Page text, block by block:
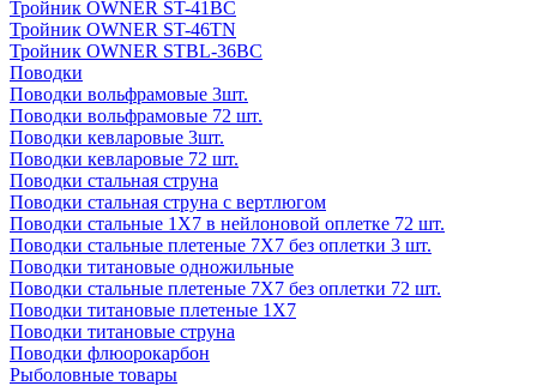
Тройник OWNER ST-41BC
Тройник OWNER ST-46TN
Тройник OWNER STBL-36BC
Поводки
Поводки вольфрамовые 3шт.
Поводки вольфрамовые 72 шт.
Поводки кевларовые 3шт.
Поводки кевларовые 72 шт.
Поводки стальная струна
Поводки стальная струна с вертлюгом
Поводки стальные 1X7 в нейлоновой оплетке 72 шт.
Поводки стальные плетеные 7X7 без оплетки 3 шт.
Поводки титановые одножильные
Поводки стальные плетеные 7X7 без оплетки 72 шт.
Поводки титановые плетеные 1X7
Поводки титановые струна
Поводки флюорокарбон
Рыболовные товары